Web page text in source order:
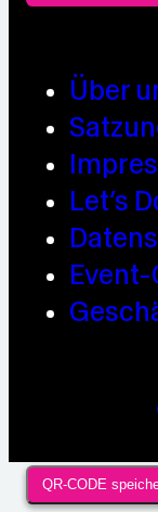
Über
Let’s
Event-
QR-CODE